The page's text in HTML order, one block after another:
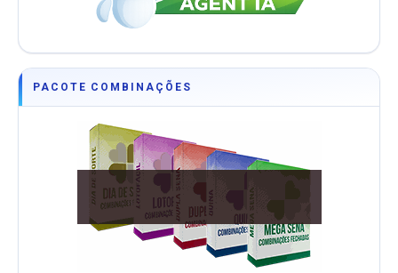
PACOTE COMBINAÇÕES